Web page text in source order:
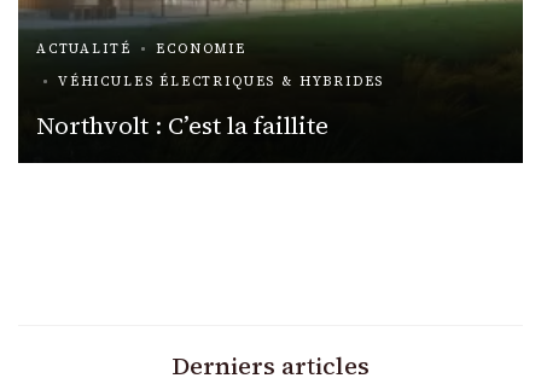
ACTUALITÉ
ECONOMIE
VÉHICULES ÉLECTRIQUES & HYBRIDES
Northvolt : C’est la faillite
Derniers articles